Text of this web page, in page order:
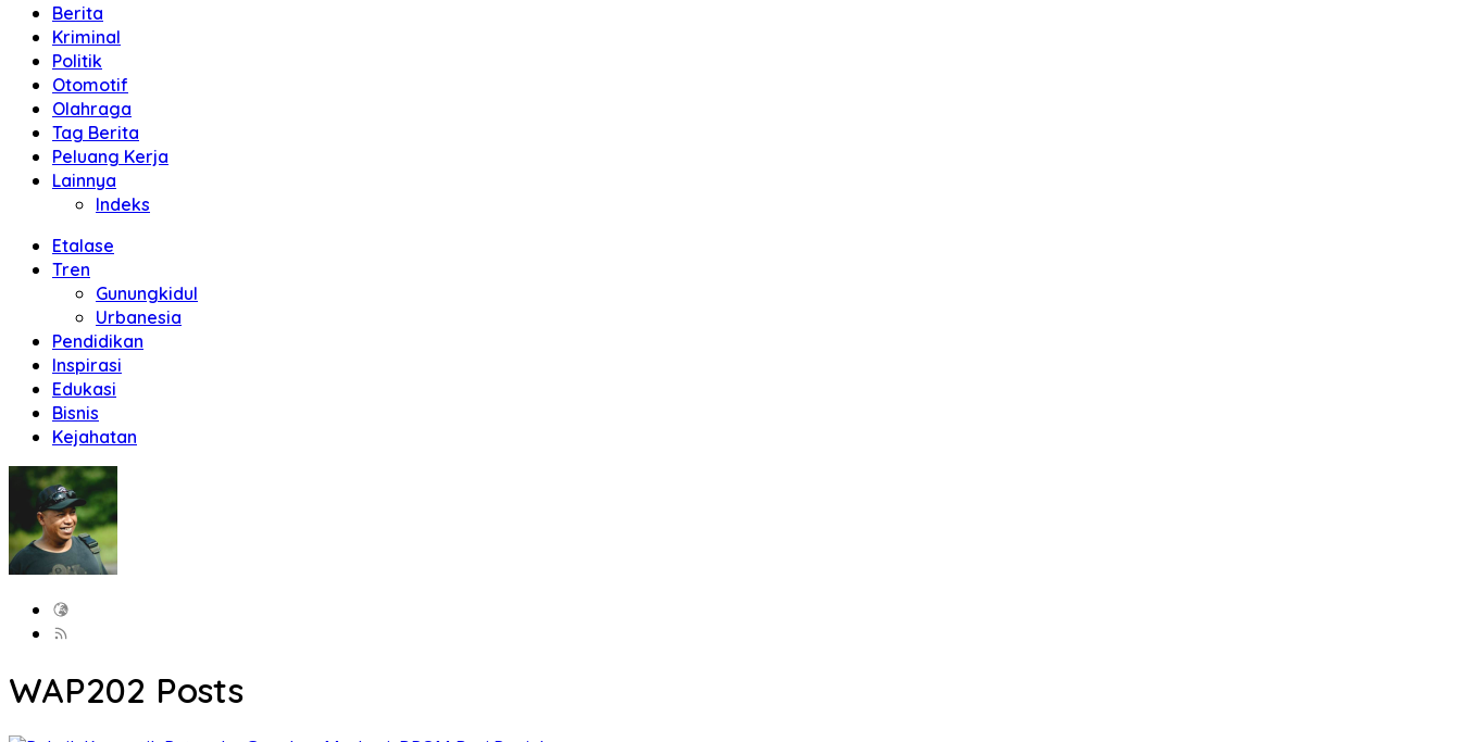
Berita
Kriminal
Politik
Otomotif
Olahraga
Tag Berita
Peluang Kerja
Lainnya
Indeks
Etalase
Tren
Gunungkidul
Urbanesia
Pendidikan
Inspirasi
Edukasi
Bisnis
Kejahatan
WAP202 Posts